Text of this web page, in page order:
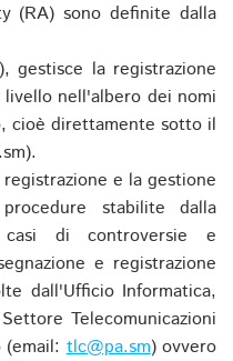
(RA) sono definite dalla
gestisce la registrazione
nell'albero dei nomi
cioè direttamente sotto il
e la gestione
stabilite dalla
di controversie e
e registrazione
dall'Ufficio Informatica,
Telecomunicazioni
(email:tlc@pa.sm) ovvero